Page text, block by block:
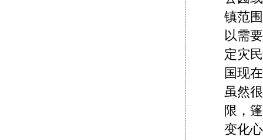
镇范
以需
定灾
国现
虽然
限，
变化